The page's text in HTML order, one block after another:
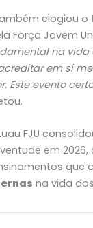
elogiou o
Força Jovem
na vida
em si
Este evento
FJU
em 2026,
que
na vida